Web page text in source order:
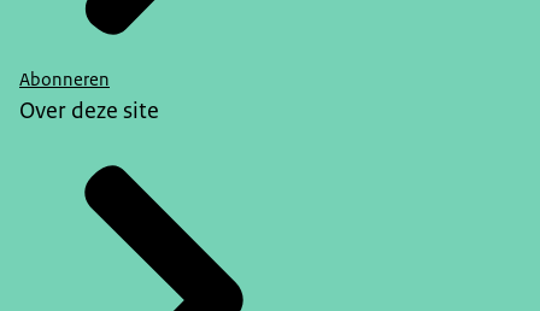
Abonneren
Over deze site